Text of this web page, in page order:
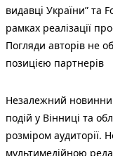
видавці України”
рамках реалізації
Погляди авторів не
позицією партнерів
Незалежний
подій у Вінниці та
розміром аудиторії.
мультимедійною